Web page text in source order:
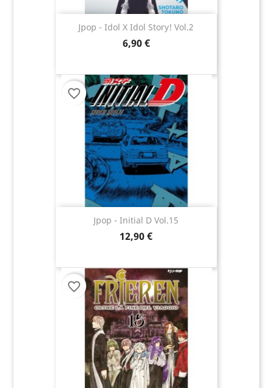
Jpop - Idol X Idol Story! Vol.2
6,90 €
Jpop - Initial D Vol.15
12,90 €
favorite_border
favorite_border